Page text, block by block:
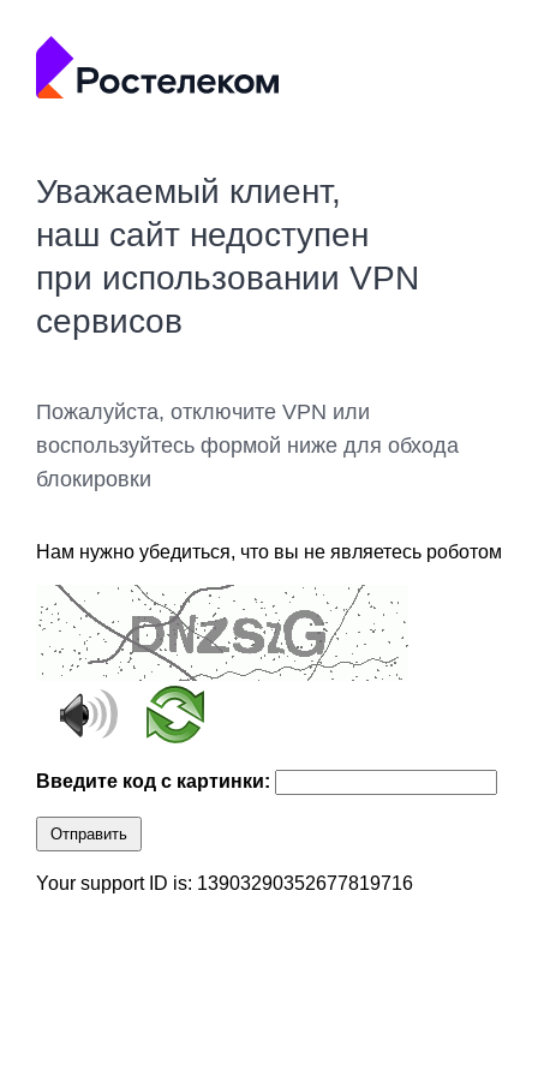
Уважаемый клиент,
наш сайт недоступен
при использовании VPN
сервисов
Пожалуйста, отключите VPN или
воспользуйтесь формой ниже для обхода
блокировки
Нам нужно убедиться, что вы не являетесь роботом
Введите код с картинки:
Отправить
Your support ID is: 13903290352677819716